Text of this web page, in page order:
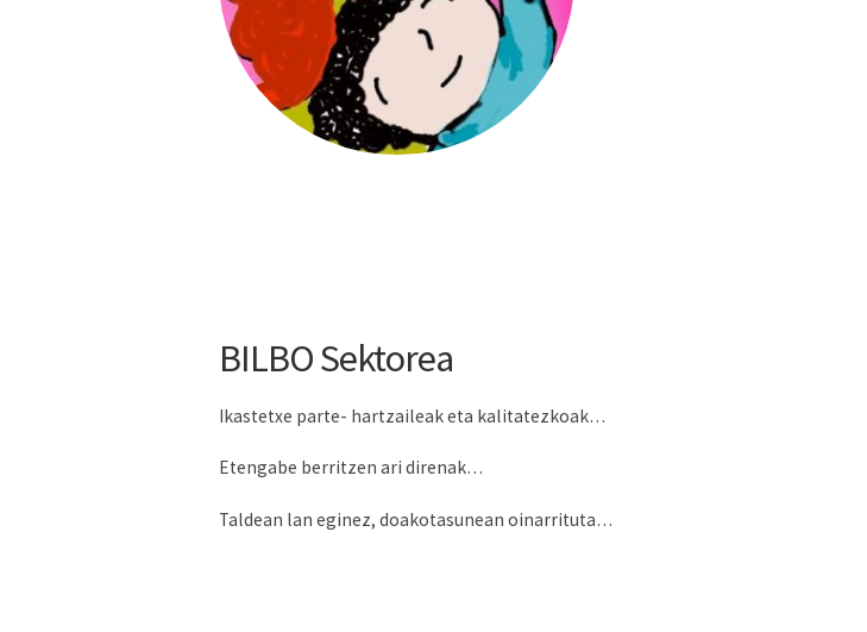
BILBO Sektorea
Ikastetxe parte- hartzaileak eta kalitatezkoak…
Etengabe berritzen ari direnak…
Taldean lan eginez, doakotasunean oinarrituta…